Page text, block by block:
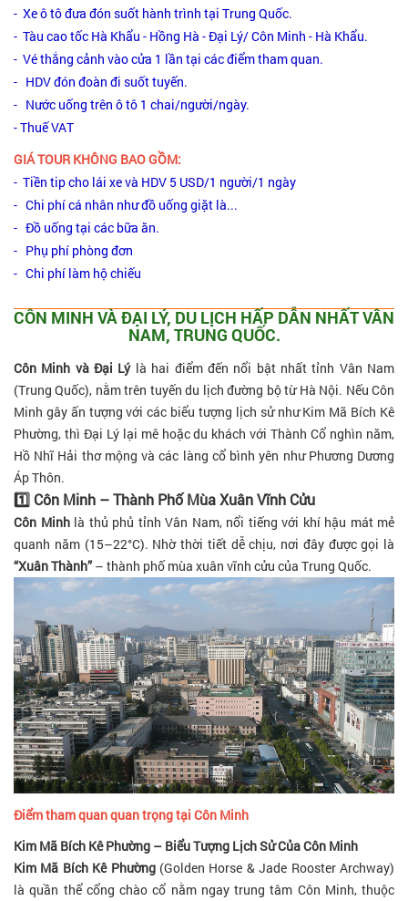
- Xe ô tô đưa đón suốt hành trình tại Trung Quốc.
- Tàu cao tốc Hà Khẩu - Hồng Hà - Đại Lý/ Côn Minh - Hà Khẩu.
- Vé thắng cảnh vào cửa 1 lần tại các điểm tham quan.
- HDV đón đoàn đi suốt tuyến.
- Nước uống trên ô tô 1 chai/người/ngày.
- Thuế VAT
GIÁ TOUR KHÔNG BAO GỒM:
- Tiền tip cho lái xe và HDV 5 USD/1 người/1 ngày
- Chi phí cá nhân như đồ uống giặt là...
- Đồ uống tại các bữa ăn.
- Phụ phí phòng đơn
- Chi phí làm hộ chiếu
CÔN MINH VÀ ĐẠI LÝ, DU LỊCH HẤP DẪN NHẤT VÂN
NAM, TRUNG QUỐC.
Côn Minh và Đại Lý là hai điểm đến nổi bật nhất tỉnh Vân Nam
(Trung Quốc), nằm trên tuyến du lịch đường bộ từ Hà Nội. Nếu Côn
Minh gây ấn tượng với các biểu tượng lịch sử như Kim Mã Bích Kê
Phường, thì Đại Lý lại mê hoặc du khách với Thành Cổ nghìn năm,
Hồ Nhĩ Hải thơ mộng và các làng cổ bình yên như Phương Dương
Áp Thôn.
1️⃣ Côn Minh – Thành Phố Mùa Xuân Vĩnh Cửu
Côn Minh là thủ phủ tỉnh Vân Nam, nổi tiếng với khí hậu mát mẻ
quanh năm (15–22°C). Nhờ thời tiết dễ chịu, nơi đây được gọi là
“Xuân Thành”– thành phố mùa xuân vĩnh cửu của Trung Quốc.
Điểm tham quan quan trọng tại Côn Minh
Kim Mã Bích Kê Phường – Biểu Tượng Lịch Sử Của Côn Minh
Kim Mã Bích Kê Phường(Golden Horse & Jade Rooster Archway)
là quần thể cổng chào cổ nằm ngay trung tâm Côn Minh, thuộc